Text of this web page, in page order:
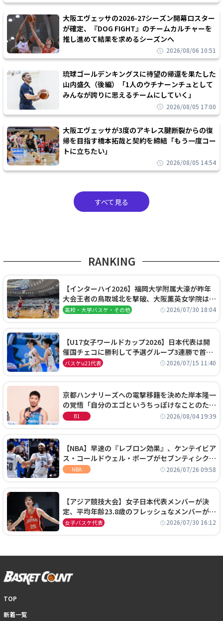
大阪エヴェッサの2026-27シーズン開幕ロスター
が確定、『DOG FIGHT』のチームカルチャーを
推し進めて結果を求めるシーズンへ
2026/08/06 10:51
琉球ゴールデンキングスに待望の帰還を果たした
山内盛久（後編）「1人のウチナーンチュとして
みんなが誇りに思えるチームにしていく」
2026/08/05 17:00
大阪エヴェッサが3度のアキレス腱断裂からの復
帰を目指す橋本拓哉と契約を締結「もう一度コー
トに立ちたい」
2026/08/05 14:54
すべて見る
RANKING
【インターハイ2026】福岡大学附属大濠が昨年
大会王者の鳥取城北を撃破、大阪薫英女学院は岐
阜女子に完勝、大会3日目試合結果
高校・大学バスケ・その他 2026/07/30 18:04
【U17女子ワールドカップ2026】日本代表は開
催国チェコに勝利して予選グループ3連勝で首位
通過！準々決勝の相手はエジプトに決定
バスケu21代表 2026/07/15 11:40
京都ハンナリーズへの電撃移籍を決めた岸本隆一
の覚悟「自分のエゴというちっぽけなことのため
に、京都に来たわけではない」
B1 2026/08/04 19:39
【NBA】早速の『レブロン効果』、ケンテイビア
ス・コールドウェル・ポープがセブンティシクサ
ーズに1年契約で加入
NBA 2026/07/26 09:58
【アジア競技大会】女子日本代表メンバーが決
定、平均年齢23.8歳のフレッシュなメンバーが日
本開催の大舞台で頂点を狙う
女子バスケ代表 2026/07/30 16:12
TOP
新着一覧